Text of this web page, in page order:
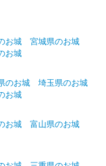
） 2025年版
お城
宮城県のお城
お城
のお城
埼玉県のお城
お城
お城
富山県のお城